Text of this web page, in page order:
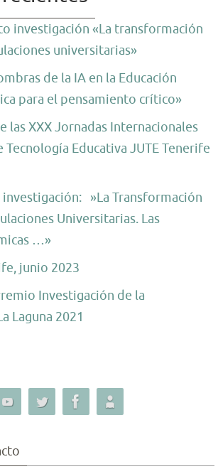
investigación «La transformación
universitarias»
de la IA en la Educación
para el pensamiento crítico»
las XXX Jornadas Internacionales
Educativa JUTE Tenerife
»La Transformación
Universitarias. Las
…»
junio 2023
Investigación de la
Laguna 2021